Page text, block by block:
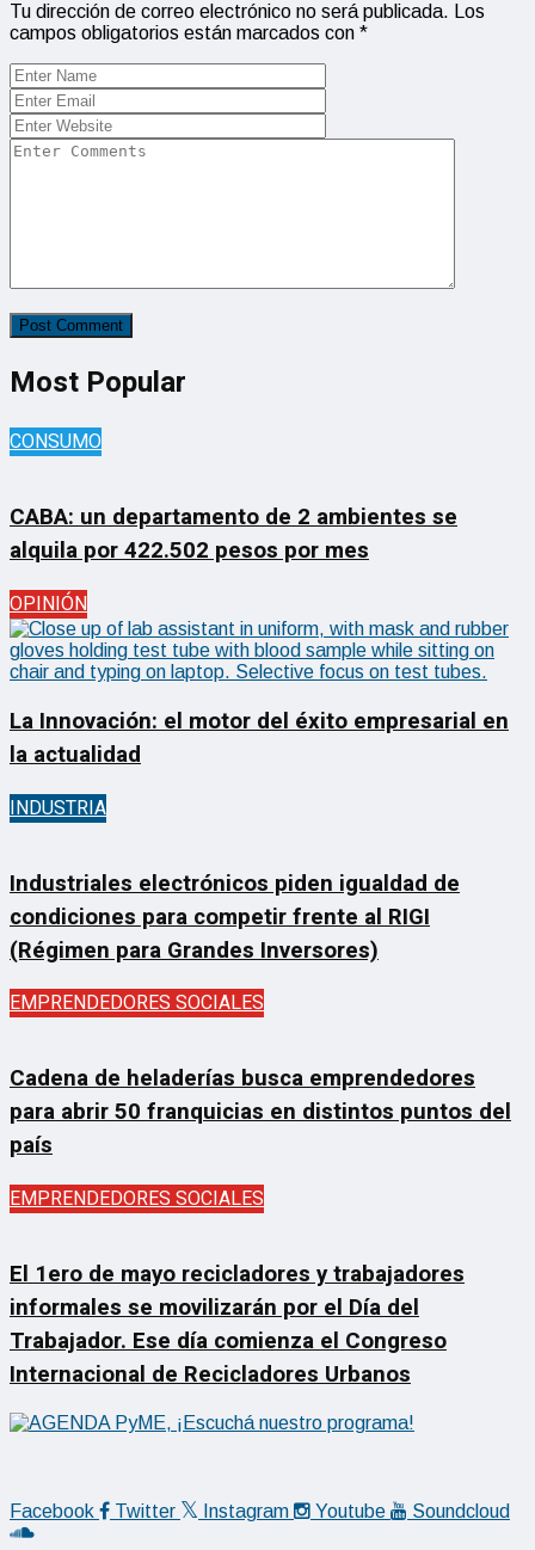
Tu dirección de correo electrónico no será publicada.
Los
campos obligatorios están marcados con *
Most Popular
CONSUMO
CABA: un departamento de 2 ambientes se
alquila por 422.502 pesos por mes
OPINIÓN
La Innovación: el motor del éxito empresarial en
la actualidad
INDUSTRIA
Industriales electrónicos piden igualdad de
condiciones para competir frente al RIGI
(Régimen para Grandes Inversores)
EMPRENDEDORES SOCIALES
Cadena de heladerías busca emprendedores
para abrir 50 franquicias en distintos puntos del
país
EMPRENDEDORES SOCIALES
El 1ero de mayo recicladores y trabajadores
informales se movilizarán por el Día del
Trabajador. Ese día comienza el Congreso
Internacional de Recicladores Urbanos
Facebook Twitter Instagram Youtube Soundcloud